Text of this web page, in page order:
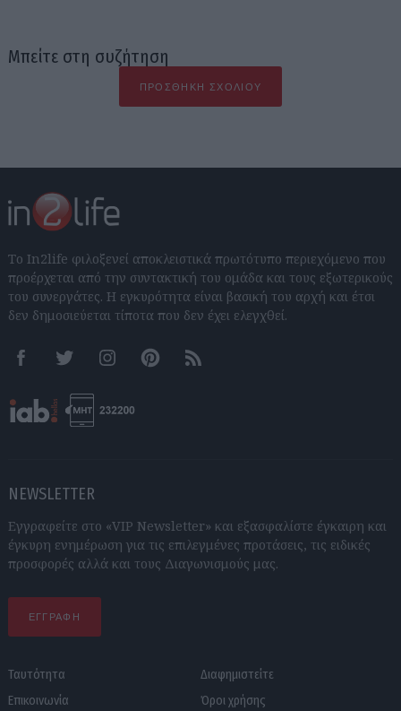
Μπείτε στη συζήτηση
ΠΡΟΣΘΉΚΗ ΣΧΟΛΊΟΥ
Το In2life φιλοξενεί αποκλειστικά πρωτότυπο περιεχόμενο που
προέρχεται από την συντακτική του ομάδα και τους εξωτερικούς
του συνεργάτες. Η εγκυρότητα είναι βασική του αρχή και έτσι
δεν δημοσιεύεται τίποτα που δεν έχει ελεγχθεί.
FacebookTwitter InstagramPinterestRSS feeds
NEWSLETTER
Εγγραφείτε στο «VIP Newsletter» και εξασφαλίστε έγκαιρη και
έγκυρη ενημέρωση για τις επιλεγμένες προτάσεις, τις ειδικές
προσφορές αλλά και τους Διαγωνισμούς μας.
ΕΓΓΡΑΦΗ
Ταυτότητα
Επικοινωνία
Διαφημιστείτε
Όροι χρήσης